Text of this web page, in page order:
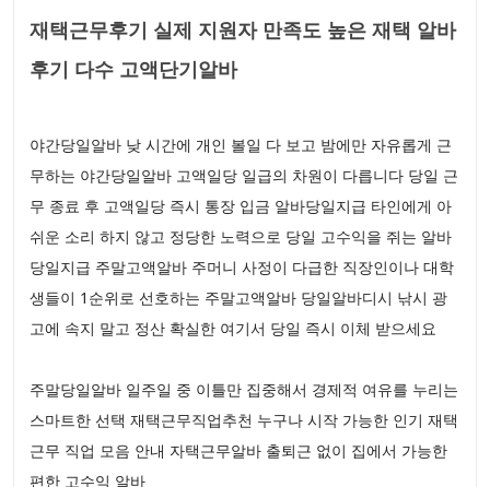
재택근무후기 실제 지원자 만족도 높은 재택 알바
후기 다수 고액단기알바
야간당일알바 낮 시간에 개인 볼일 다 보고 밤에만 자유롭게 근
무하는 야간당일알바 고액일당 일급의 차원이 다릅니다 당일 근
무 종료 후 고액일당 즉시 통장 입금 알바당일지급 타인에게 아
쉬운 소리 하지 않고 정당한 노력으로 당일 고수익을 쥐는 알바
당일지급 주말고액알바 주머니 사정이 다급한 직장인이나 대학
생들이 1순위로 선호하는 주말고액알바 당일알바디시 낚시 광
고에 속지 말고 정산 확실한 여기서 당일 즉시 이체 받으세요
주말당일알바 일주일 중 이틀만 집중해서 경제적 여유를 누리는
스마트한 선택 재택근무직업추천 누구나 시작 가능한 인기 재택
근무 직업 모음 안내 자택근무알바 출퇴근 없이 집에서 가능한
편한 고수익 알바